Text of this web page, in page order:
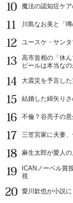
10
魔法の認知症ケ
11
川島なお美と「
12
ユースケ・サン
13
高市首相の「休
ピールは本当な
14
大震災を予言し
15
結婚した綿矢り
16
不倫？谷亮子の
17
三笠宮家に夫妻、
18
麻生太郎が愛人
19
ICANノーベル賞
視
20
愛川欽也が小説